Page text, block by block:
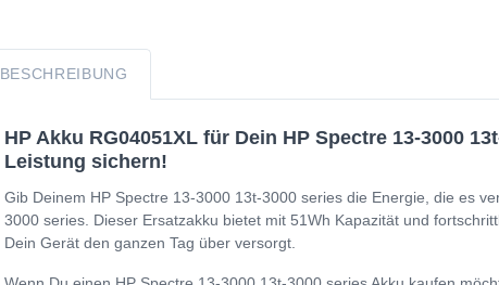
BESCHREIBUNG
HP Akku RG04051XL für Dein HP Spectre 13-3000
Leistung sichern!
Gib Deinem HP Spectre 13-3000 13t-3000 series die Energie, die es
3000 series. Dieser Ersatzakku bietet mit 51Wh Kapazität und
Dein Gerät den ganzen Tag über versorgt.